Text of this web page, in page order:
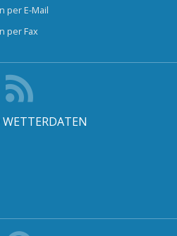
per E-Mail
per Fax
WETTERDATEN